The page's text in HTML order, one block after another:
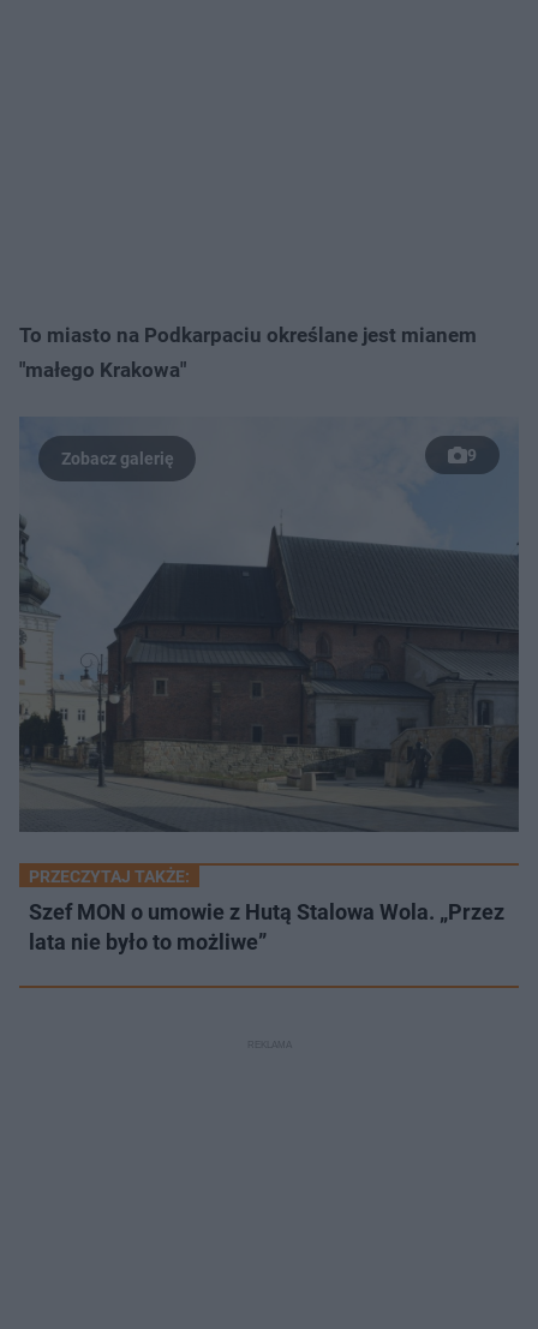
To miasto na Podkarpaciu określane jest mianem
"małego Krakowa"
9
PRZECZYTAJ TAKŻE:
Szef MON o umowie z Hutą Stalowa Wola. „Przez
lata nie było to możliwe”